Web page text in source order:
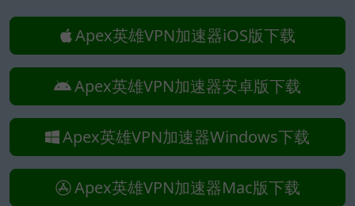
Apex英雄VPN加速器iOS版下载
Apex英雄VPN加速器安卓版下载
Apex英雄VPN加速器Windows下载
Apex英雄VPN加速器Mac版下载